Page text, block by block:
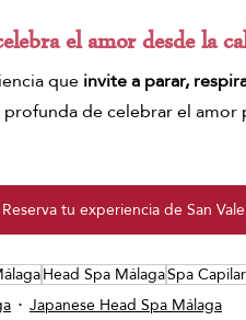
el amor desde la
que invite a parar,
de celebrar el
Reserva tu experiencia de San
Head Spa MálagaSpa
Japanese Head Spa Málaga